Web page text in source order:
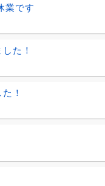
業です
た！
！